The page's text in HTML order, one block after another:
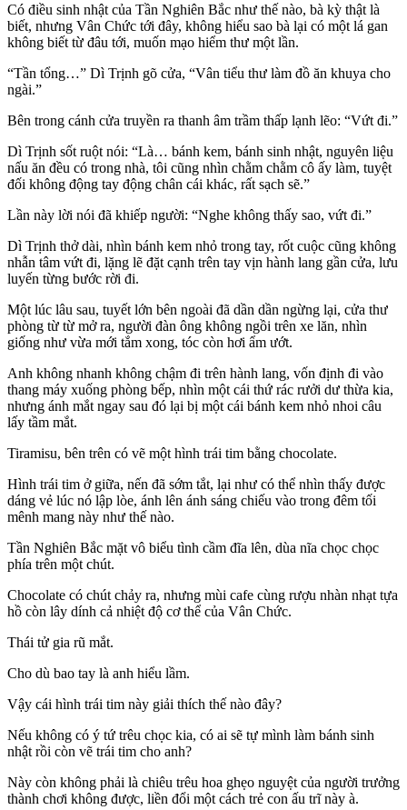
Có điều sinh nhật của Tần Nghiên Bắc như thế nào, bà kỳ thật là
biết, nhưng Vân Chức tới đây, không hiểu sao bà lại có một lá gan
không biết từ đâu tới, muốn mạo hiểm thư một lần.
“Tần tổng…” Dì Trịnh gõ cửa, “Vân tiểu thư làm đồ ăn khuya cho
ngài.”
Bên trong cánh cửa truyền ra thanh âm trầm thấp lạnh lẽo: “Vứt đi.”
Dì Trịnh sốt ruột nói: “Là… bánh kem, bánh sinh nhật, nguyên liệu
nấu ăn đều có trong nhà, tôi cũng nhìn chằm chằm cô ấy làm, tuyệt
đối không động tay động chân cái khác, rất sạch sẽ.”
Lần này lời nói đã khiếp người: “Nghe không thấy sao, vứt đi.”
Dì Trịnh thở dài, nhìn bánh kem nhỏ trong tay, rốt cuộc cũng không
nhẫn tâm vứt đi, lặng lẽ đặt cạnh trên tay vịn hành lang gần cửa, lưu
luyến từng bước rời đi.
Một lúc lâu sau, tuyết lớn bên ngoài đã dần dần ngừng lại, cửa thư
phòng từ từ mở ra, người đàn ông không ngồi trên xe lăn, nhìn
giống như vừa mới tắm xong, tóc còn hơi ẩm ướt.
Anh không nhanh không chậm đi trên hành lang, vốn định đi vào
thang máy xuống phòng bếp, nhìn một cái thứ rác rưởi dư thừa kia,
nhưng ánh mắt ngay sau đó lại bị một cái bánh kem nhỏ nhoi câu
lấy tầm mắt.
Tiramisu, bên trên có vẽ một hình trái tim bằng chocolate.
Hình trái tim ở giữa, nến đã sớm tắt, lại như có thể nhìn thấy được
dáng vẻ lúc nó lập lòe, ánh lên ánh sáng chiếu vào trong đêm tối
mênh mang này như thế nào.
Tần Nghiên Bắc mặt vô biểu tình cầm đĩa lên, dùa nĩa chọc chọc
phía trên một chút.
Chocolate có chút chảy ra, nhưng mùi cafe cùng rượu nhàn nhạt tựa
hồ còn lây dính cả nhiệt độ cơ thể của Vân Chức.
Thái tử gia rũ mắt.
Cho dù bao tay là anh hiểu lầm.
Vậy cái hình trái tim này giải thích thế nào đây?
Nếu không có ý tứ trêu chọc kia, có ai sẽ tự mình làm bánh sinh
nhật rồi còn vẽ trái tim cho anh?
Này còn không phải là chiêu trêu hoa ghẹo nguyệt của người trưởng
thành chơi không được, liền đổi một cách trẻ con ấu trĩ này à.